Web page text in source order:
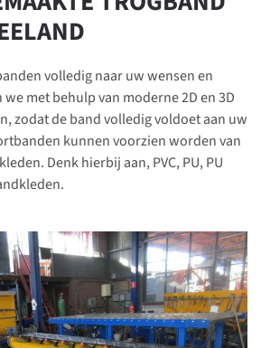
volledig naar uw wensen en
met behulp van moderne 2D en 3D
zodat de band volledig voldoet aan uw
kunnen voorzien worden van
Denk hierbij aan, PVC, PU, PU